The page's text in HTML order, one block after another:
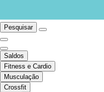
Pesquisar
Saldos
Fitness e Cardio
Musculação
Crossfit